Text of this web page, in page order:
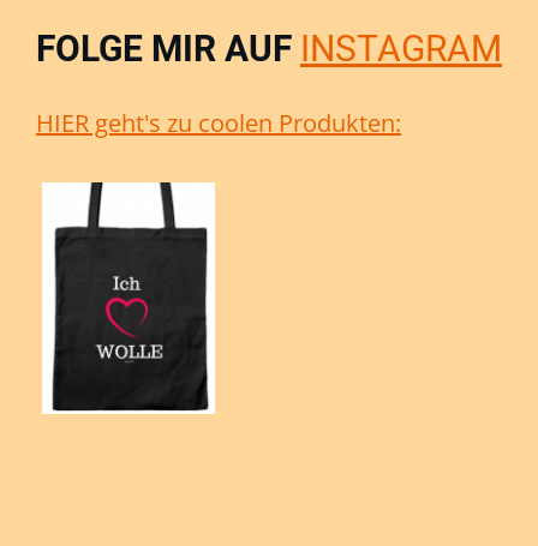
FOLGE MIR AUF INSTAGRAM
HIER geht's zu coolen Produkten: